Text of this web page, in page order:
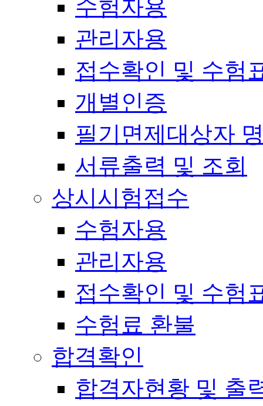
수험자용
관리자용
접수확인 및 수험
개별인증
필기면제대상자
서류출력 및 조회
상시시험접수
수험자용
관리자용
접수확인 및 수험
수험료 환불
합격확인
합격자현황 및 출